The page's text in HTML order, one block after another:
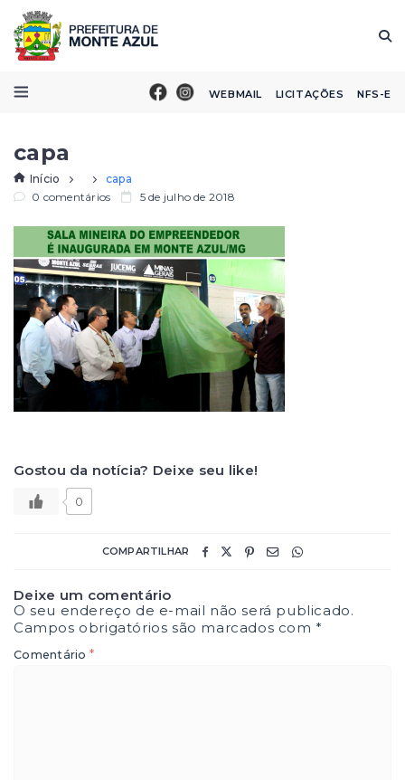
WEBMAIL LICITAÇÕES NFS-E
capa
Início
capa
0 comentários
5 de julho de 2018
Gostou da notícia? Deixe seu like!
0
COMPARTILHAR
Deixe um comentário
O seu endereço de e-mail não será publicado.
Campos obrigatórios são marcados com*
Comentário *